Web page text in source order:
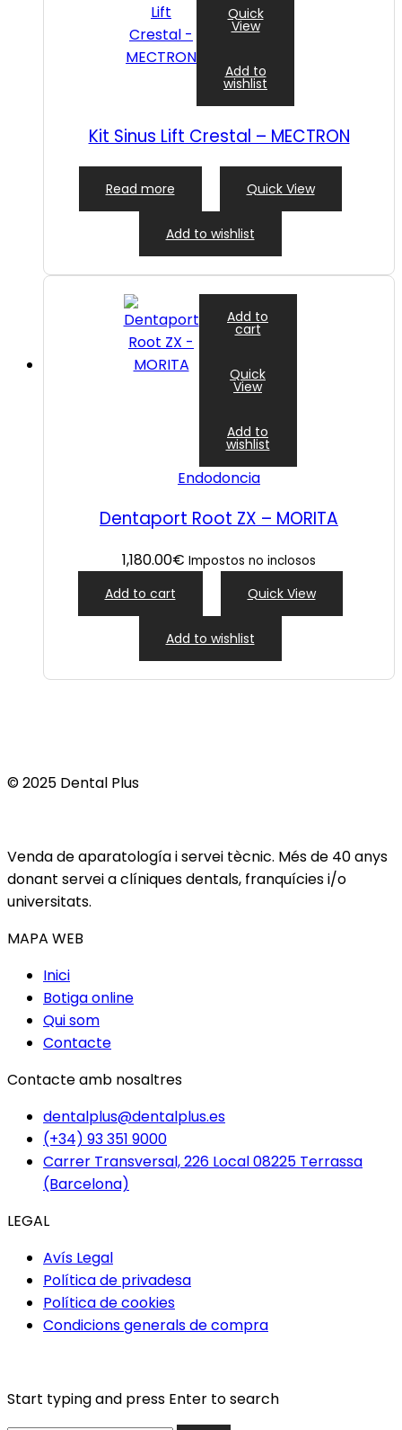
Quick
View
Add to
wishlist
Kit Sinus Lift Crestal – MECTRON
Read more Quick View
Add to wishlist
Add to
cart
Quick
View
Add to
wishlist
Endodoncia
Dentaport Root ZX – MORITA
1,180.00€ Impostos no inclosos
Add to cart Quick View
Add to wishlist
© 2025 Dental Plus
Venda de aparatología i servei tècnic. Més de 40 anys
donant servei a clíniques dentals, franquícies i/o
universitats.
MAPA WEB
Inici
Botiga online
Qui som
Contacte
Contacte amb nosaltres
dentalplus@dentalplus.es
(+34) 93 351 9000
Carrer Transversal, 226 Local 08225 Terrassa
(Barcelona)
LEGAL
Avís Legal
Política de privadesa
Política de cookies
Condicions generals de compra
Start typing and press Enter to search